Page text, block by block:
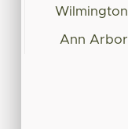
Wilmington
Ann Arbor